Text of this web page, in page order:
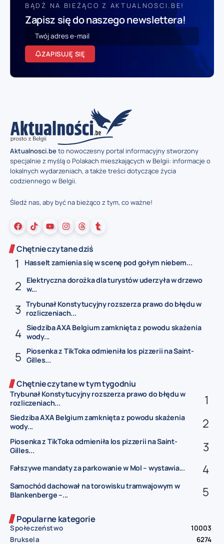
BĄDŹ NA BIEŻĄCO Z AKTUALNOSCI.BE!
Zapisz się do naszego newslettera!
ZAPISUJĘ SIĘ
Aktualnosci.beto nowoczesny portal informacyjny stworzony
specjalnie z myślą o Polakach mieszkających w Belgii: informacje o
lokalnych wydarzeniach, a także treści dotyczące życia
codziennego w Belgii.
Śledź nas, aby być na bieżąco z tym, co ważne!
Chętnie czytane dziś
Hasselt zamienia się w scenę pod gołym niebem...
Elektryczna dorożka dla turystów uderzyła w drzewo
w...
Trybunał Konstytucyjny rozszerza prawo do błędu w
rozliczeniach...
Siedziba AXA Belgium zamknięta z powodu skażenia
wody...
Piosenka z TikToka odmieniła los pizzerii na Saint-
Gilles...
Chętnie czytane w tym tygodniu
Trybunał Konstytucyjny rozszerza prawo do błędu w
rozliczeniach...
Siedziba AXA Belgium zamknięta z powodu skażenia
wody...
Piosenka z TikToka odmieniła los pizzerii na Saint-
Gilles...
Fałszywe mandaty za parkowanie w Mol – wystawia...
Samochód dachował na torowisku tramwajowym w
Blankenberge –...
Popularne kategorie
Społeczeństwo
10003
Bruksela
6274